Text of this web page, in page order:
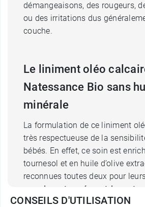
démangeaisons, des rougeurs,
ou des irritations dus
couche.
Le liniment oléo
Natessance Bio sans
minérale
La formulation de ce liniment
très respectueuse de la
bébés. En effet, ce soin est
tournesol et en huile d’olive
reconnues toutes deux pour
nourrissantes, réparatrices et
Toutes deux contribuent à
CONSEILS D'UTILISATION